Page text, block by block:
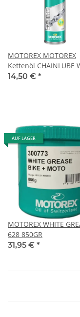
MOTOREX MOTOREX
Kettenöl CHAINLUBE
CONDITIONS 1x 300 ml
14,50 € *
AUF LAGER
MOTOREX WHITE
628 850GR
31,95 € *